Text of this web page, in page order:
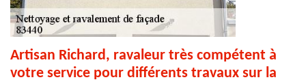
Artisan Richard, ravaleur très compétent à
votre service pour différents travaux sur la